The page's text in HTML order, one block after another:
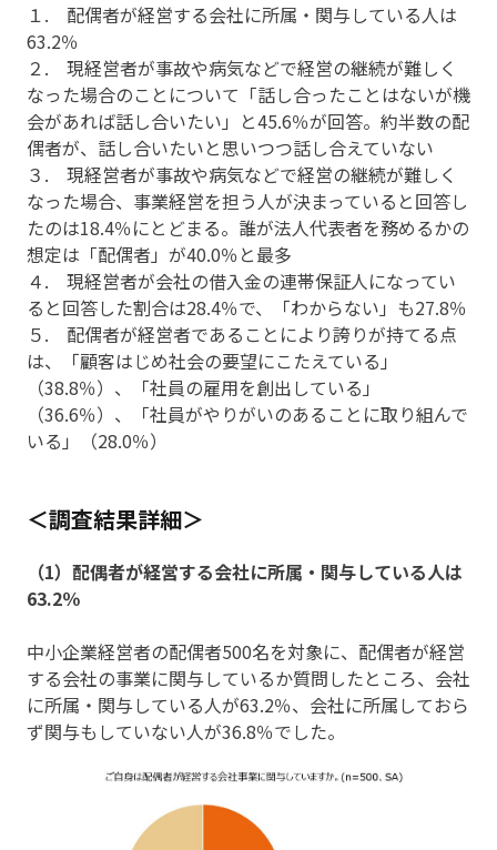
１. 配偶者が経営する会社に所属・関与している人は
63.2％
２. 現経営者が事故や病気などで経営の継続が難しく
なった場合のことについて「話し合ったことはないが機
会があれば話し合いたい」と45.6％が回答。約半数の配
偶者が、話し合いたいと思いつつ話し合えていない
３. 現経営者が事故や病気などで経営の継続が難しく
なった場合、事業経営を担う人が決まっていると回答し
たのは18.4％にとどまる。誰が法人代表者を務めるかの
想定は「配偶者」が40.0％と最多
４. 現経営者が会社の借入金の連帯保証人になってい
ると回答した割合は28.4％で、「わからない」も27.8％
５. 配偶者が経営者であることにより誇りが持てる点
は、「顧客はじめ社会の要望にこたえている」
（38.8％）、「社員の雇用を創出している」
（36.6％）、「社員がやりがいのあることに取り組んで
いる」（28.0％）
＜調査結果詳細＞
（1）配偶者が経営する会社に所属・関与している人は
63.2％
中小企業経営者の配偶者500名を対象に、配偶者が経営
する会社の事業に関与しているか質問したところ、会社
に所属・関与している人が63.2％、会社に所属しておら
ず関与もしていない人が36.8％でした。